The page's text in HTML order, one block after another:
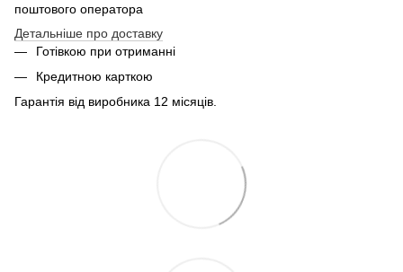
поштового оператора
Детальніше про доставку
Готівкою при отриманні
Кредитною карткою
Гарантія від виробника 12 місяців.